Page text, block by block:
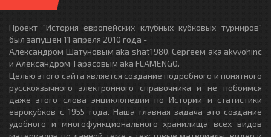
Проект "История европейских клубных кубковых турниров"
был запущен 11 апреля 2010 года -
Александром Шатуновым aka shat1980, Сергеем aka akvvohinc
и Александром Тарасовым aka FLAMENGO.
Целью этого сайта является создание подробного и понятного
русскоязычного электронного справочника и не побоимся
даже этого слова энциклопедии по Истории и статистики
еврокубков с 1955 года. Наша главная задача это создание
удобного и многофункционального хранилища всех видов